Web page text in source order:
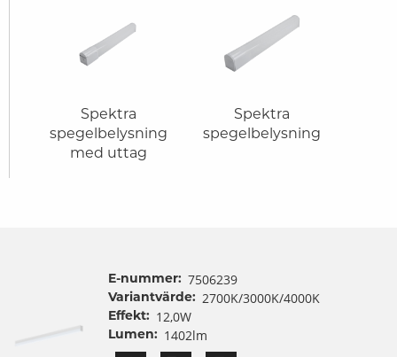
Spektra
spegelbelysning
med uttag
Spektra
spegelbelysning
E-nummer: 7506239
Variantvärde: 2700K/3000K/4000K
Effekt: 12,0W
Lumen: 1402lm